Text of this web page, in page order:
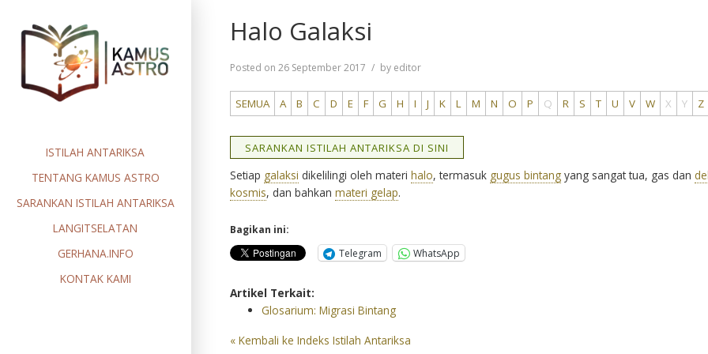
content
ISTILAH ANTARIKSA
TENTANG KAMUS ASTRO
SARANKAN ISTILAH ANTARIKSA
LANGITSELATAN
GERHANA.INFO
KONTAK KAMI
Halo Galaksi
Posted on26 September 2017 by editor
SEMUA A B C D E F G H I J K L M N O P Q R S T U V W X Y Z
SARANKAN ISTILAH ANTARIKSA DI SINI
Setiap galaksi dikelilingi oleh materihalo, termasuk gugus bintang yang sangat tua, gas dan
kosmis, dan bahkanmateri gelap.
Bagikan ini:
Telegram
WhatsApp
Artikel Terkait:
Glosarium: Migrasi Bintang
« Kembali ke Indeks Istilah Antariksa